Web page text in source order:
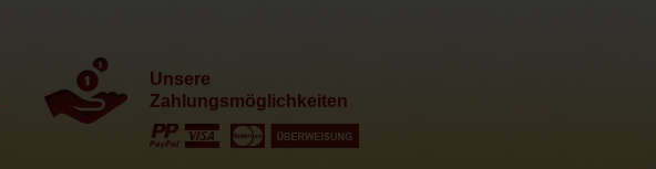
Unsere
Zahlungsmöglichkeiten